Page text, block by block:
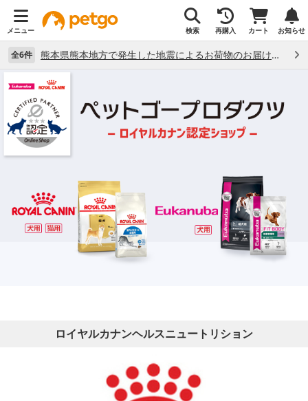
メニュー 検索 再購入 カート お知らせ
全6件 熊本県熊本地方で発生した地震によるお荷物のお届け状況について （7/28）
ロイヤルカナンヘルスニュートリション